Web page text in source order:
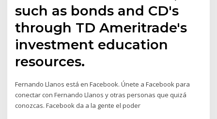
such as bonds and CD's
through TD Ameritrade's
investment education
resources.
Fernando Llanos está en Facebook. Únete a Facebook para
conectar con Fernando Llanos y otras personas que quizá
conozcas. Facebook da a la gente el poder